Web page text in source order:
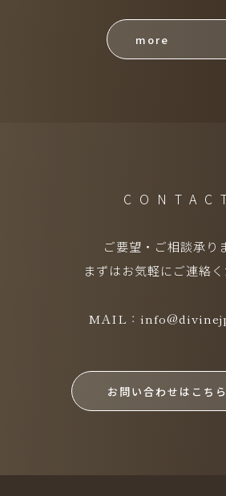
more
ご要望・ご相談承り
まずはお気軽にご連絡く
MAIL：
お問い合わせはこち